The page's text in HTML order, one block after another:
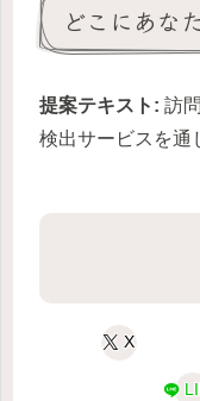
どこにあな
提案テキスト: 訪
検出サービスを通
X